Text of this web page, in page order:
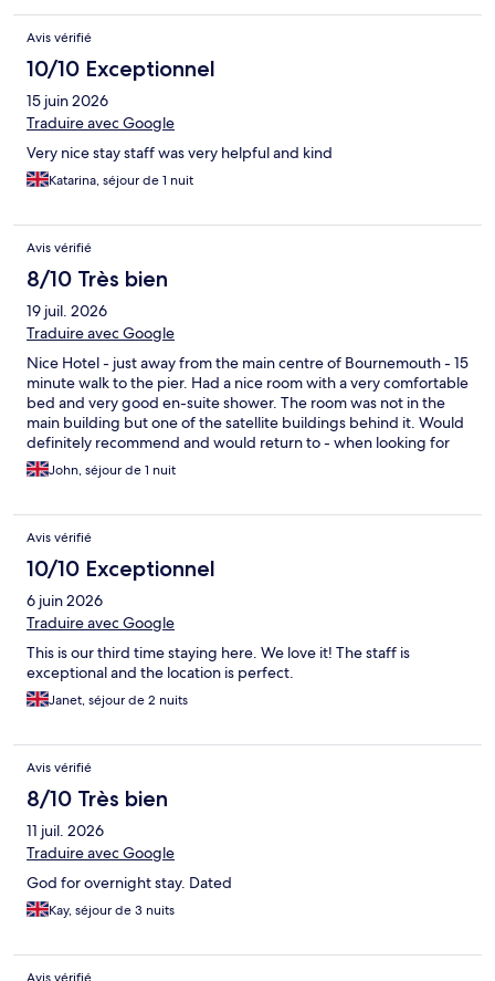
Avis vérifié
10/10 Exceptionnel
15 juin 2026
Traduire avec Google
Very nice stay staff was very helpful and kind
Katarina, séjour de 1 nuit
Avis vérifié
8/10 Très bien
19 juil. 2026
Traduire avec Google
Nice Hotel - just away from the main centre of Bournemouth - 15
minute walk to the pier. Had a nice room with a very comfortable
bed and very good en-suite shower. The room was not in the
main building but one of the satellite buildings behind it. Would
definitely recommend and would return to - when looking for
budget friendly acommadation in Bournemouth.
John, séjour de 1 nuit
Avis vérifié
10/10 Exceptionnel
6 juin 2026
Traduire avec Google
This is our third time staying here. We love it! The staff is
exceptional and the location is perfect.
Janet, séjour de 2 nuits
Avis vérifié
8/10 Très bien
11 juil. 2026
Traduire avec Google
God for overnight stay. Dated
Kay, séjour de 3 nuits